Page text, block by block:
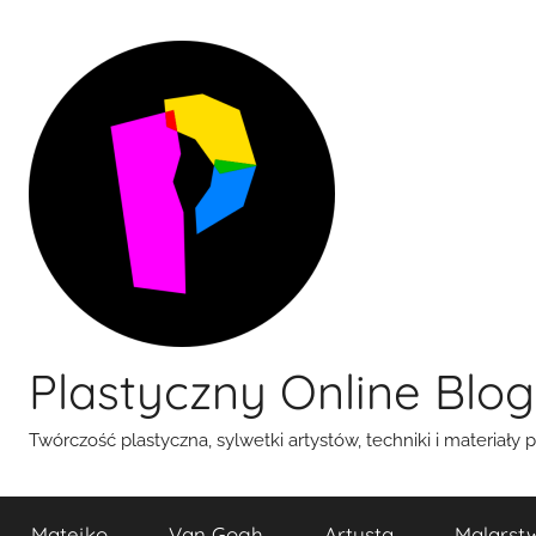
Plastyczny Online Blog
Twórczość plastyczna, sylwetki artystów, techniki i materiały